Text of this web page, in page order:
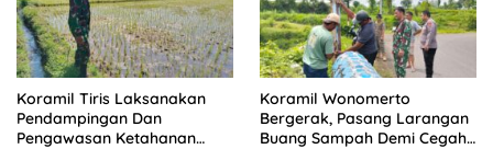
Koramil Tiris Laksanakan
Pendampingan Dan
Pengawasan Ketahanan
Koramil Wonomerto
Bergerak, Pasang Larangan
Buang Sampah Demi Cegah